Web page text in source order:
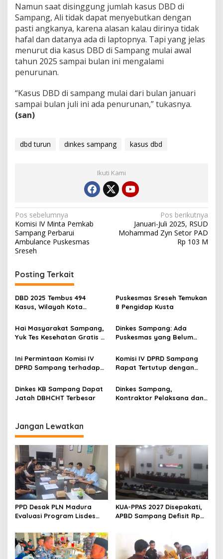
Namun saat disinggung jumlah kasus DBD di
Sampang, Ali tidak dapat menyebutkan dengan
pasti angkanya, karena alasan kalau dirinya tidak
hafal dan datanya ada di laptopnya. Tapi yang jelas
menurut dia kasus DBD di Sampang mulai awal
tahun 2025 sampai bulan ini mengalami
penurunan.
“Kasus DBD di sampang mulai dari bulan januari
sampai bulan juli ini ada penurunan,” tukasnya.
(san)
dbd turun dinkes sampang kasus dbd
Ikuti Kami
Navigasi
pos
Pos sebelumnya
Komisi IV Minta Pemkab
Sampang Perbarui
Ambulance Puskesmas
Sreseh
Pos berikutnya
Januari-Juli 2025, RSUD
Mohammad Zyn Setor PAD
Rp 103 M
Posting Terkait
DBD 2025 Tembus 494
Kasus, Wilayah Kota
Terbanyak
Puskesmas Sreseh Temukan
8 Pengidap Kusta
Hai Masyarakat Sampang,
Yuk Tes Kesehatan Gratis di
Dinkes Sampang: Ada
Puskesmas yang Belum
Ini Permintaan Komisi IV
DPRD Sampang terhadap
Komisi IV DPRD Sampang
Rapat Tertutup dengan
Dinkes KB Sampang Dapat
Jatah DBHCHT Terbesar
Dinkes Sampang,
Kontraktor Pelaksana dan
Jangan Lewatkan
PPD Desak PLN Madura
Evaluasi Program Lisdes
KUA-PPAS 2027 Disepakati,
APBD Sampang Defisit Rp